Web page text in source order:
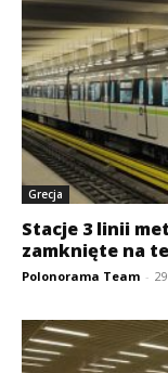
Grecja
Stacje 3 linii
zamknięte na
Polonorama Team -